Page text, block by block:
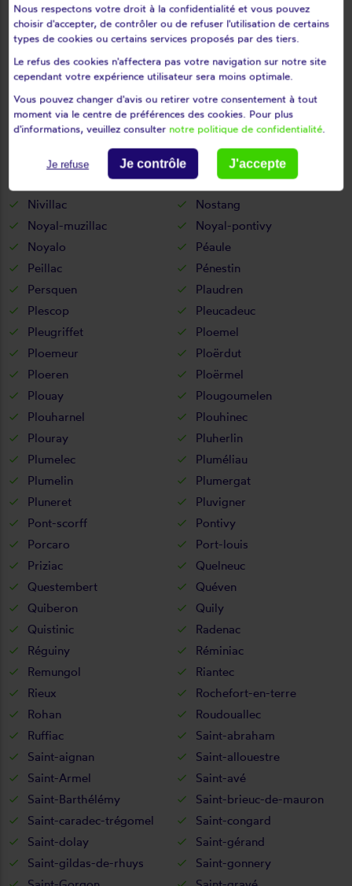
Ménéac
Merlevenez
Meslan
Meucon
Missiriac
Mohon
Molac
Monteneuf
Monterblanc
Monterrein
Montertelot
Moréac
Muzillac
Neulliac
Nivillac
Nostang
Noyal-muzillac
Noyal-pontivy
Noyalo
Péaule
Peillac
Pénestin
Persquen
Plaudren
Plescop
Pleucadeuc
Pleugriffet
Ploemel
Ploemeur
Ploërdut
Ploeren
Ploërmel
Plouay
Plougoumelen
Plouharnel
Plouhinec
Plouray
Pluherlin
Plumelec
Pluméliau
Plumelin
Plumergat
Pluneret
Pluvigner
Pont-scorff
Pontivy
Porcaro
Port-louis
Priziac
Quelneuc
Questembert
Quéven
Quiberon
Quily
Quistinic
Radenac
Réguiny
Réminiac
Remungol
Riantec
Rieux
Rochefort-en-terre
Rohan
Roudouallec
Ruffiac
Saint-abraham
Saint-aignan
Saint-allouestre
Saint-Armel
Saint-avé
Saint-Barthélémy
Saint-brieuc-de-mauron
Saint-caradec-trégomel
Saint-congard
Saint-dolay
Saint-gérand
Saint-gildas-de-rhuys
Saint-gonnery
Nous respectons votre droit à la confidentialité et vous pouvez
choisir d'accepter, de contrôler ou de refuser l'utilisation de certains
types de cookies ou certains services proposés par des tiers.
Le refus des cookies n'affectera pas votre navigation sur notre site
cependant votre expérience utilisateur sera moins optimale.
Vous pouvez changer d'avis ou retirer votre consentement à tout
moment via le centre de préférences des cookies. Pour plus
d'informations, veuillez consulter notre politique de confidentialité.
Je refuse Je contrôle J'accepte